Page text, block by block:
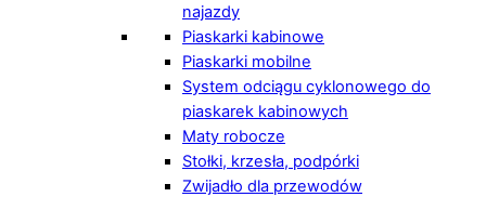
najazdy
Piaskarki kabinowe
Piaskarki mobilne
System odciągu cyklonowego do
piaskarek kabinowych
Maty robocze
Stołki, krzesła, podpórki
Zwijadło dla przewodów